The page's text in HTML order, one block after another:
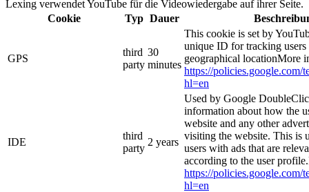
Lexing verwendet YouTube für die Videowiedergabe auf ihrer Seite.
Cookie
Typ Dauer
GPS
third
party
30
minutes
This cookie is set by
unique ID for tracking users
geographical locationMore
https://policies.google.com/
hl=en
IDE
third
party
2 years
Used by Google
information about how the
website and any other
visiting the website. This is
users with ads that are
according to the user
https://policies.google.com/
hl=en